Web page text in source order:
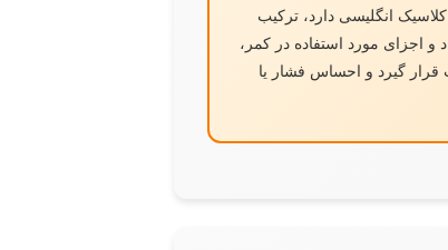
انگلیسی دارد، ترکیب
اجزای مورد استفاده در کمر،
قرار گیرد و احساس فشار یا